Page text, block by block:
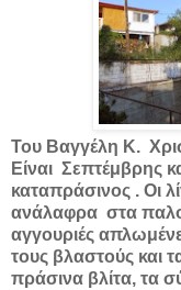
Του Βαγγέλη Κ.
Είναι Σεπτέμβρης
καταπράσινος . Οι
ανάλαφρα στα
αγγουριές
τους βλαστούς και
πράσινα βλίτα, τα